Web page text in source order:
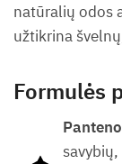
natūralių odos
užtikrina
Formulės